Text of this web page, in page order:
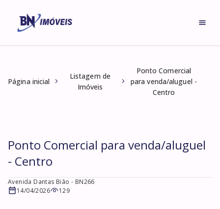
Página inicial
Listagem de
Imóveis
Ponto Comercial
para venda/aluguel -
Centro
Ponto Comercial para venda/aluguel
- Centro
Avenida Dantas Bião - BN266
14/04/2026
129